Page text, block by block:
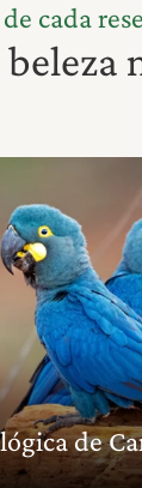
cada
beleza
de